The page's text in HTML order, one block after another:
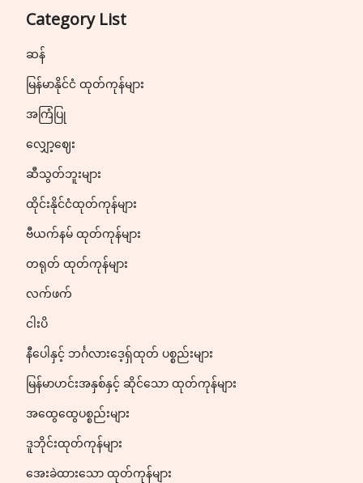
Category List
ဆန်
မြန်မာနိုင်ငံ ထုတ်ကုန်များ
အကြံပြု
လျှော့ဈေး
ဆီသွတ်ဘူးများ
ထိုင်းနိုင်ငံထုတ်ကုန်များ
ဗီယက်နမ် ထုတ်ကုန်များ
တရုတ် ထုတ်ကုန်များ
လက်ဖက်
ငါးပိ
နီပေါနှင့် ဘင်္ဂလားဒေ့ရှ်ထုတ် ပစ္စည်းများ
မြန်မာဟင်းအနှစ်နှင့် ဆိုင်သော ထုတ်ကုန်များ
အထွေထွေပစ္စည်းများ
ဒူဘိုင်းထုတ်ကုန်များ
အေးခဲထားသော ထုတ်ကုန်များ